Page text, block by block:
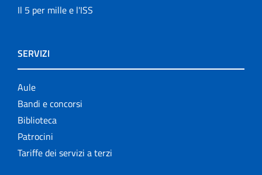
Il 5 per mille e l'ISS
SERVIZI
Aule
Bandi e concorsi
Biblioteca
Patrocini
Tariffe dei servizi a terzi